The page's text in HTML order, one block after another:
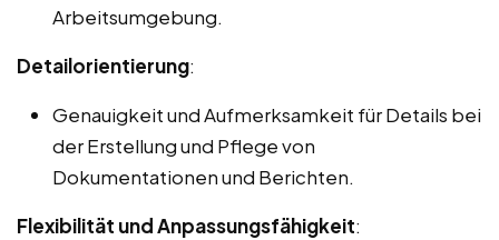
Arbeitsumgebung.
Detailorientierung:
Genauigkeit und Aufmerksamkeit für Details bei
der Erstellung und Pflege von
Dokumentationen und Berichten.
Flexibilität und Anpassungsfähigkeit: